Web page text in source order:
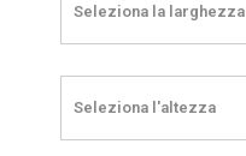
Seleziona la larghezza
Seleziona l'altezza